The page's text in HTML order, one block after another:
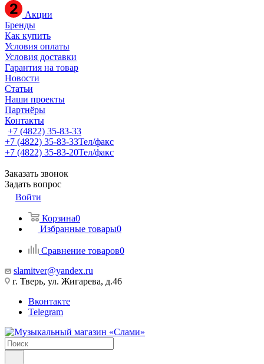
Акции
Бренды
Как купить
Условия оплаты
Условия доставки
Гарантия на товар
Новости
Статьи
Наши проекты
Партнёры
Контакты
+7 (4822) 35-83-33
+7 (4822) 35-83-33Тел/факс
+7 (4822) 35-83-20Тел/факс
Заказать звонок
Задать вопрос
Войти
Корзина0
Избранные товары0
Сравнение товаров0
slamitver@yandex.ru
г. Тверь, ул. Жигарева, д.46
Вконтакте
Telegram